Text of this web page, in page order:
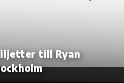
till Ryan